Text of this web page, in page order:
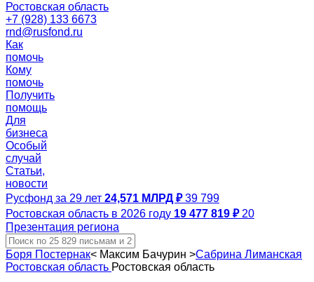
Ростовская область
+7 (928) 133 6673
rnd@rusfond.ru
Как
помочь
Кому
помочь
Получить
помощь
Для
бизнеса
Особый
случай
Статьи,
новости
Русфонд за 29 лет 24,571 МЛРД ₽ 39 799
Ростовская область в 2026 году 19 477 819 ₽ 20
Презентация региона
Боря Постернак< Максим Бачурин >Сабрина Лиманская
Ростовская область Ростовская область